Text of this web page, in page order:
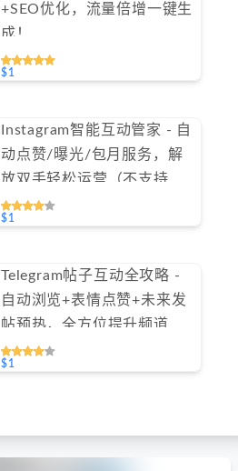
+SEO优化，流量倍增一键生
成！
$1
Instagram智能互动管家 - 自
动点赞/曝光/包月服务，解
放双手轻松运营（不支持免
费测试）
$1
Telegram帖子互动全攻略 -
自动浏览+表情点赞+未来发
帖预热，全方位提升频道活
跃度（不支持免费测试）
$1